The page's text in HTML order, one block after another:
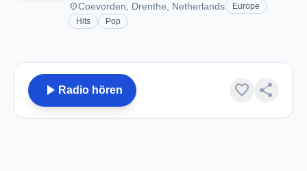
placeCoevorden, Drenthe, Netherlands
Europe
Hits
Pop
play_arrow Radio hören favorite share